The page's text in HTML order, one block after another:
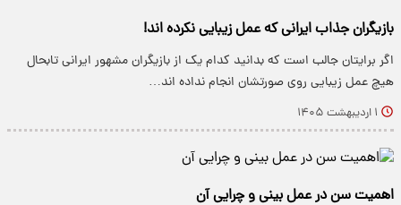
بازیگران جذاب ایرانی که عمل زیبایی نکرده اند!
اگر برایتان جالب است که بدانید کدام یک از بازیگران مشهور ایرانی تابحال
هیچ عمل زیبایی روی صورتشان انجام نداده اند…
۱ اردیبهشت ۱۴۰۵
اهمیت سن در عمل بینی و چرایی آن